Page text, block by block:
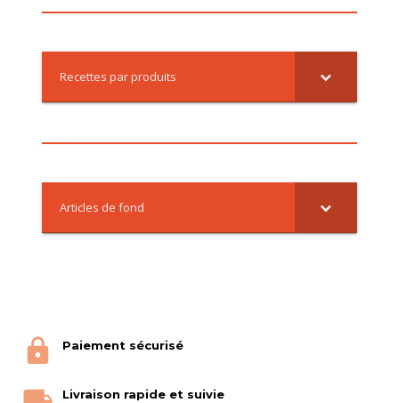
Recettes par produits
Articles de fond
Paiement sécurisé
Livraison rapide et suivie